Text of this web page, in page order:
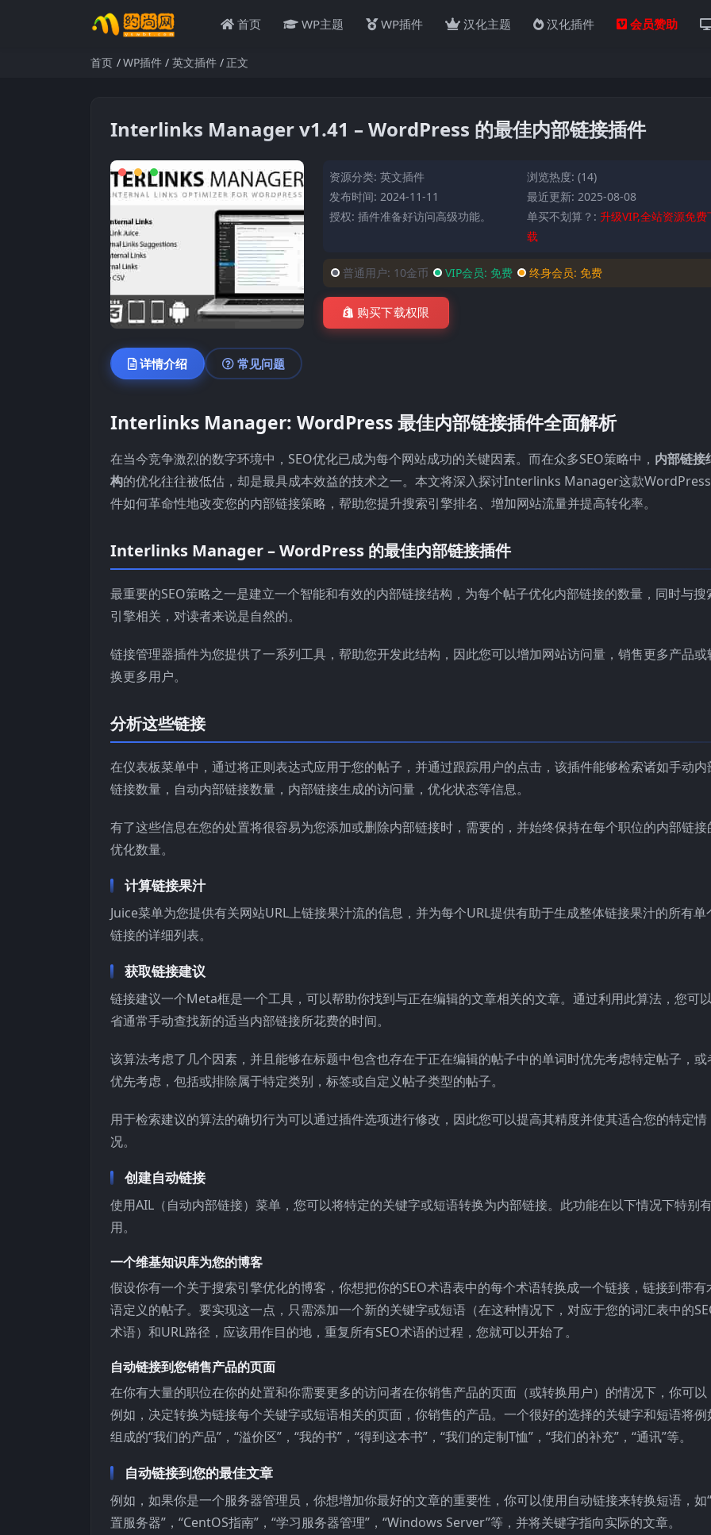
首页 WP主题 WP插件 汉化主题 汉化插件 会员赞助
首页 WP插件 英文插件 正文
Interlinks Manager v1.41 – WordPress 的最佳内部链接插件
资源分类:英文插件
浏览热度: (14)
发布时间: 2024-11-11
最近更新: 2025-08-08
授权: 插件准备好访问高级功能。
单买不划算？: 升级VIP,全站资源免费
载
普通用户: 10金币 VIP会员: 免费 终身会员:免费
购买下载权限
详情介绍 常见问题
Interlinks Manager: WordPress 最佳内部链接插件全面解析
在当今竞争激烈的数字环境中，SEO优化已成为每个网站成功的关键因素。而在众多SEO策略中， 内部链接
构的优化往往被低估，却是最具成本效益的技术之一。本文将深入探讨Interlinks Manager这款
件如何革命性地改变您的内部链接策略，帮助您提升搜索引擎排名、增加网站流量并提高转化率。
Interlinks Manager – WordPress 的最佳内部链接插件
最重要的SEO策略之一是建立一个智能和有效的内部链接结构，为每个帖子优化内部链接的数量，同时与搜
引擎相关，对读者来说是自然的。
链接管理器插件为您提供了一系列工具，帮助您开发此结构，因此您可以增加网站访问量，销售更多产品或
换更多用户。
分析这些链接
在仪表板菜单中，通过将正则表达式应用于您的帖子，并通过跟踪用户的点击，该插件能够检索诸如手动内
链接数量，自动内部链接数量，内部链接生成的访问量，优化状态等信息。
有了这些信息在您的处置将很容易为您添加或删除内部链接时，需要的，并始终保持在每个职位的内部链接
优化数量。
计算链接果汁
Juice菜单为您提供有关网站URL上链接果汁流的信息，并为每个URL提供有助于生成整体链接果汁的所有单
链接的详细列表。
获取链接建议
链接建议一个Meta框是一个工具，可以帮助你找到与正在编辑的文章相关的文章。通过利用此算法，您可
省通常手动查找新的适当内部链接所花费的时间。
该算法考虑了几个因素，并且能够在标题中包含也存在于正在编辑的帖子中的单词时优先考虑特定帖子，或
优先考虑，包括或排除属于特定类别，标签或自定义帖子类型的帖子。
用于检索建议的算法的确切行为可以通过插件选项进行修改，因此您可以提高其精度并使其适合您的特定情
况。
创建自动链接
使用AIL（自动内部链接）菜单，您可以将特定的关键字或短语转换为内部链接。此功能在以下情况下特别
用。
一个维基知识库为您的博客
假设你有一个关于搜索引擎优化的博客，你想把你的SEO术语表中的每个术语转换成一个链接，链接到带有
语定义的帖子。要实现这一点，只需添加一个新的关键字或短语（在这种情况下，对应于您的词汇表中的
术语）和URL路径，应该用作目的地，重复所有SEO术语的过程，您就可以开始了。
自动链接到您销售产品的页面
在你有大量的职位在你的处置和你需要更多的访问者在你销售产品的页面（或转换用户）的情况下，你可以
例如，决定转换为链接每个关键字或短语相关的页面，你销售的产品。一个很好的选择的关键字和短语将例
组成的“我们的产品”，“溢价区”，“我的书”，“得到这本书”，“我们的定制T恤”，“我们的补充”，“通讯”等。
自动链接到您的最佳文章
例如，如果你是一个服务器管理员，你想增加你最好的文章的重要性，你可以使用自动链接来转换短语，如
置服务器”，“CentOS指南”，“学习服务器管理”，“Windows Server”等，并将关键字指向实际的文章。